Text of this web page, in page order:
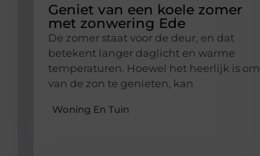
Geniet van een koele zomer
met zonwering Ede
De zomer staat voor de deur, en dat
betekent langer daglicht en warme
temperaturen. Hoewel het heerlijk is om
van de zon te genieten, kan
Woning En Tuin